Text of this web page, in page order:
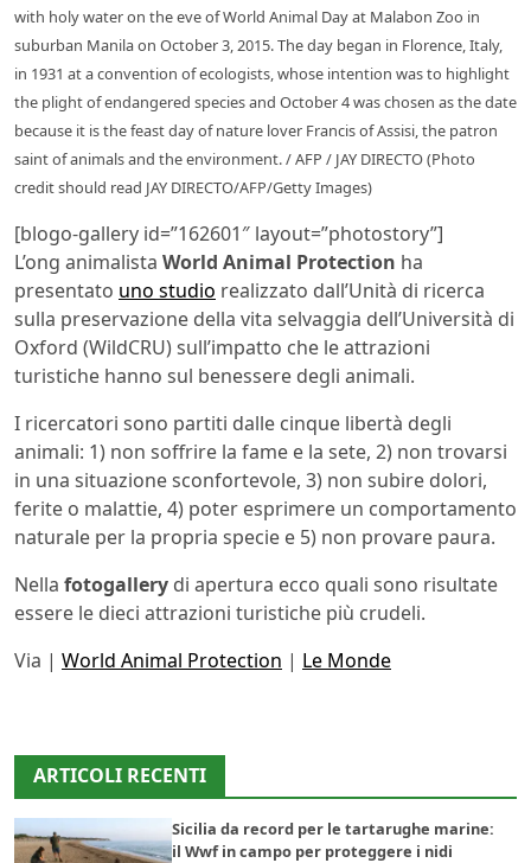
with holy water on the eve of World Animal Day at Malabon Zoo in
suburban Manila on October 3, 2015. The day began in Florence, Italy,
in 1931 at a convention of ecologists, whose intention was to highlight
the plight of endangered species and October 4 was chosen as the date
because it is the feast day of nature lover Francis of Assisi, the patron
saint of animals and the environment. / AFP / JAY DIRECTO (Photo
credit should read JAY DIRECTO/AFP/Getty Images)
[blogo-gallery id=”162601″ layout=”photostory”]
L’ong animalista World Animal Protection ha
presentato uno studio realizzato dall’Unità di ricerca
sulla preservazione della vita selvaggia dell’Università di
Oxford (WildCRU) sull’impatto che le attrazioni
turistiche hanno sul benessere degli animali.
I ricercatori sono partiti dalle cinque libertà degli
animali: 1) non soffrire la fame e la sete, 2) non trovarsi
in una situazione sconfortevole, 3) non subire dolori,
ferite o malattie, 4) poter esprimere un comportamento
naturale per la propria specie e 5) non provare paura.
Nella fotogallery di apertura ecco quali sono risultate
essere le dieci attrazioni turistiche più crudeli.
Via | World Animal Protection | Le Monde
ARTICOLI RECENTI
Sicilia da record per le tartarughe marine:
il Wwf in campo per proteggere i nidi